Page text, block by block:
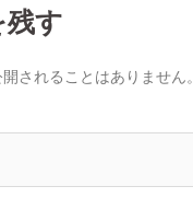
残す
されることはありません。